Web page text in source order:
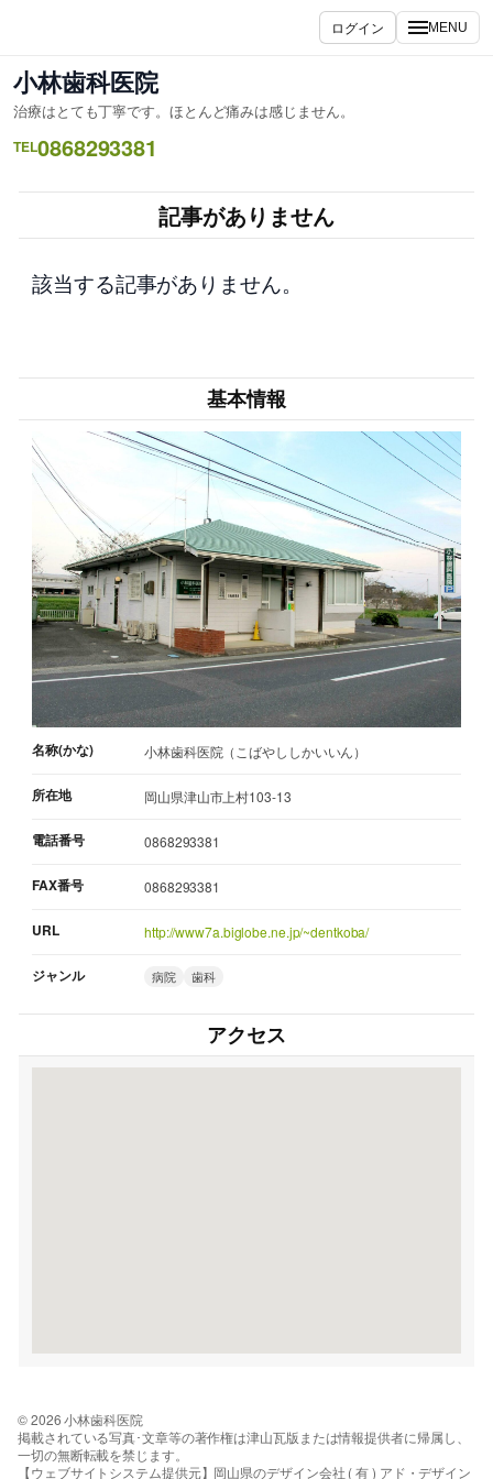
ス
キ
ッ
ログイン MENU
小林歯科医院
治療はとても丁寧です。ほとんど痛みは感じません。
TEL0868293381
記事がありません
該当する記事がありません。
基本情報
名称(かな) 小林歯科医院（こばやししかいいん）
所在地 岡山県津山市上村103-13
電話番号 0868293381
FAX番号 0868293381
URL http://www7a.biglobe.ne.jp/~dentkoba/
ジャンル 病院 歯科
アクセス
© 2026 小林歯科医院
掲載されている写真･文章等の著作権は津山瓦版または情報提供者に帰属し、
一切の無断転載を禁じます。
【ウェブサイトシステム提供元】岡山県のデザイン会社 ( 有 ) アド・デザイン